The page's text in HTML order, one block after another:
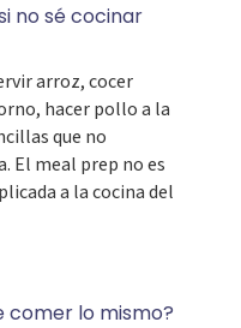
no sé cocinar
arroz, cocer
hacer pollo a la
que no
El meal prep no es
a la cocina del
comer lo mismo?